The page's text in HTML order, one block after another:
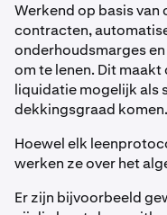
Werkend op basis van
contracten,
onderhoudsmarges
om te lenen. Dit
liquidatie mogelijk als
dekkingsgraad komen.
Hoewel elk
werken ze over het
Er zijn bijvoorbeeld